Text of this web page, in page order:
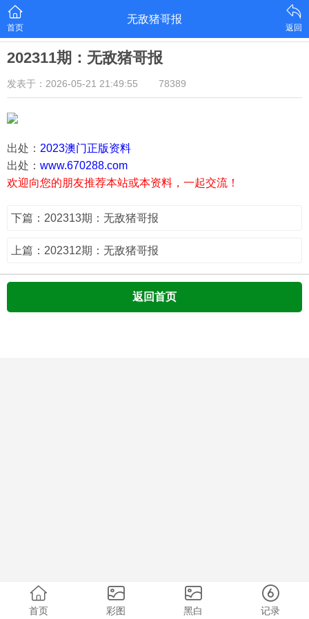
首页
无敌猪哥报
返回
202311期：无敌猪哥报
发表于：2026-05-21 21:49:55 78389
出处： 2023澳门正版资料
出处： www.670288.com
欢迎向您的朋友推荐本站或本资料，一起交流！
下篇：202313期：无敌猪哥报
上篇：202312期：无敌猪哥报
返回首页
首页 彩图 黑白 记录